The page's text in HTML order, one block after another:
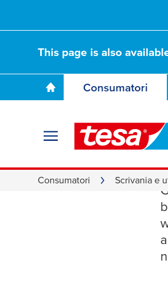
This page is also
Consumatori
Consumatori Scrivania e